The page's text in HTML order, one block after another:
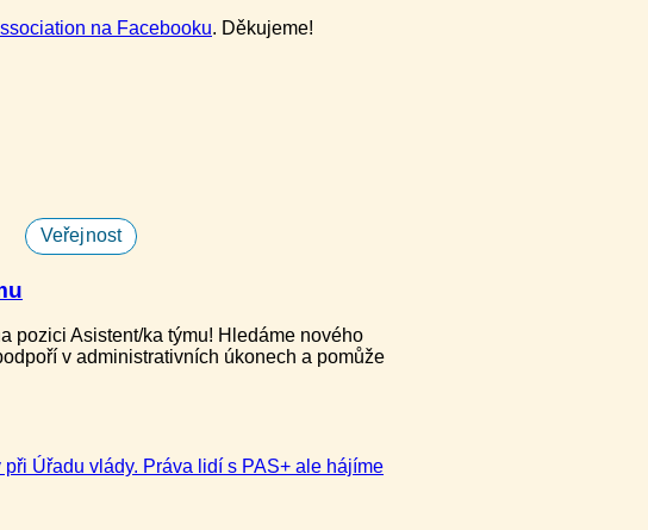
na Facebooku. Děkujeme!
Veřejnost
pozici Asistent/ka týmu! Hledáme nového
v administrativních úkonech a pomůže